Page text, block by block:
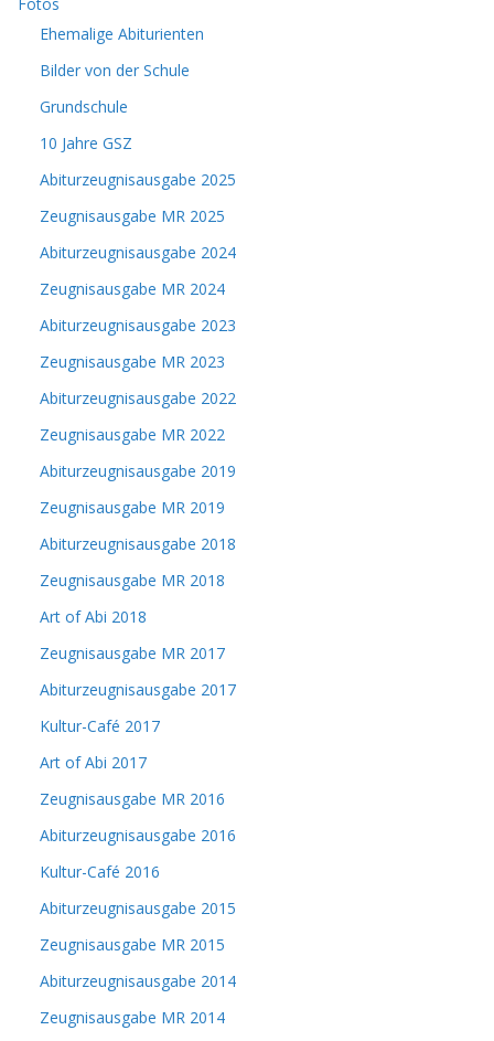
Ehemalige Abiturienten
Bilder von der Schule
Grundschule
10 Jahre GSZ
Abiturzeugnisausgabe 2025
Zeugnisausgabe MR 2025
Abiturzeugnisausgabe 2024
Zeugnisausgabe MR 2024
Abiturzeugnisausgabe 2023
Zeugnisausgabe MR 2023
Abiturzeugnisausgabe 2022
Zeugnisausgabe MR 2022
Abiturzeugnisausgabe 2019
Zeugnisausgabe MR 2019
Abiturzeugnisausgabe 2018
Zeugnisausgabe MR 2018
Art of Abi 2018
Zeugnisausgabe MR 2017
Abiturzeugnisausgabe 2017
Kultur-Café 2017
Art of Abi 2017
Zeugnisausgabe MR 2016
Abiturzeugnisausgabe 2016
Kultur-Café 2016
Abiturzeugnisausgabe 2015
Zeugnisausgabe MR 2015
Abiturzeugnisausgabe 2014
Zeugnisausgabe MR 2014